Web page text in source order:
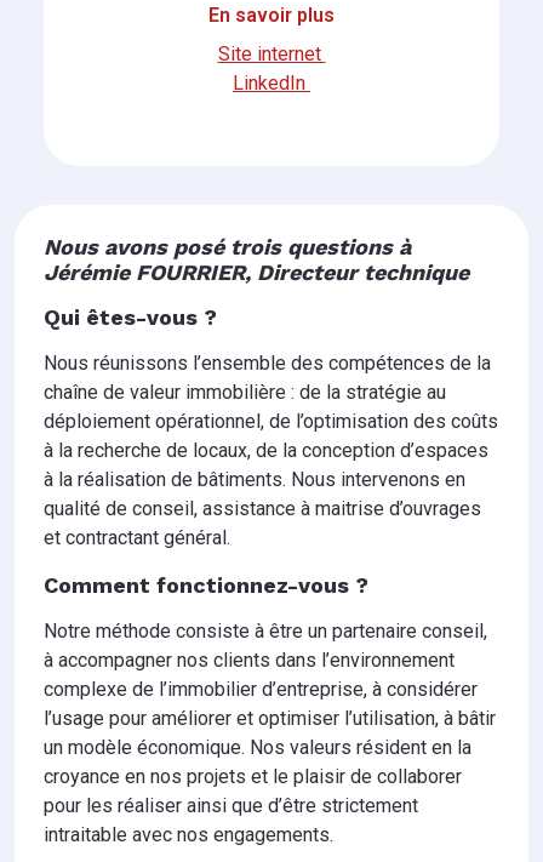
En savoir plus
Site internet
LinkedIn
Nous avons posé trois questions à
Jérémie FOURRIER, Directeur technique
Qui êtes-vous ?
Nous réunissons l’ensemble des compétences de la
chaîne de valeur immobilière : de la stratégie au
déploiement opérationnel, de l’optimisation des coûts
à la recherche de locaux, de la conception d’espaces
à la réalisation de bâtiments. Nous intervenons en
qualité de conseil, assistance à maitrise d’ouvrages
et contractant général.
Comment fonctionnez-vous ?
Notre méthode consiste à être un partenaire conseil,
à accompagner nos clients dans l’environnement
complexe de l’immobilier d’entreprise, à considérer
l’usage pour améliorer et optimiser l’utilisation, à bâtir
un modèle économique. Nos valeurs résident en la
croyance en nos projets et le plaisir de collaborer
pour les réaliser ainsi que d’être strictement
intraitable avec nos engagements.